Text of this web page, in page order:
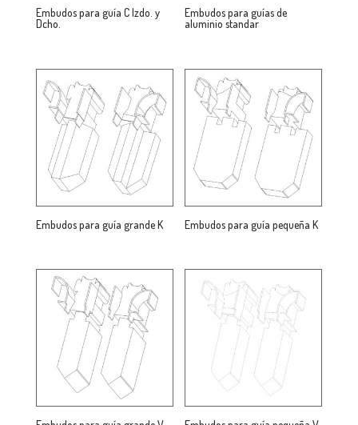
Embudos para guía C Izdo. y
Dcho.
Embudos para guías de
aluminio standar
Embudos para guía grande K Embudos para guía pequeña K